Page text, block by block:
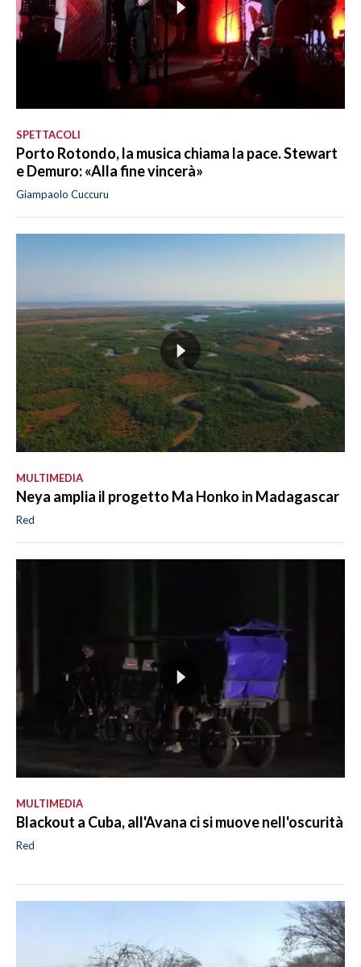
SPETTACOLI
Porto Rotondo, la musica chiama la pace. Stewart
e Demuro: «Alla fine vincerà»
Giampaolo Cuccuru
MULTIMEDIA
Neya amplia il progetto Ma Honko in Madagascar
Red
MULTIMEDIA
Blackout a Cuba, all'Avana ci si muove nell'oscurità
Red